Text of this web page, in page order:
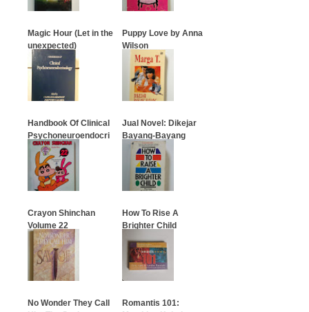
Magic Hour (Let in the
unexpected)
…
Puppy Love by Anna
Wilson
Handbook Of Clinical
Psychoneuroendocri
nology
…
Jual Novel: Dikejar
Bayang-Bayang
(Marga T.)
Crayon Shinchan
Volume 22
…
How To Rise A
Brighter Child
…
No Wonder They Call
Romantis 101: